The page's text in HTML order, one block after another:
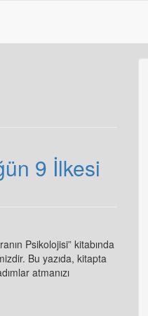
9 İlkesi
Psikolojisi” kitabında
Bu yazıda, kitapta
atmanızı